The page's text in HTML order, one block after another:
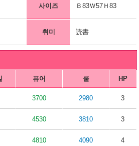
사이즈 Ｂ83Ｗ57Ｈ83
취미 読書
퓨어 쿨 HP
3700 2980 3
4530 3810 3
4810 4090 4